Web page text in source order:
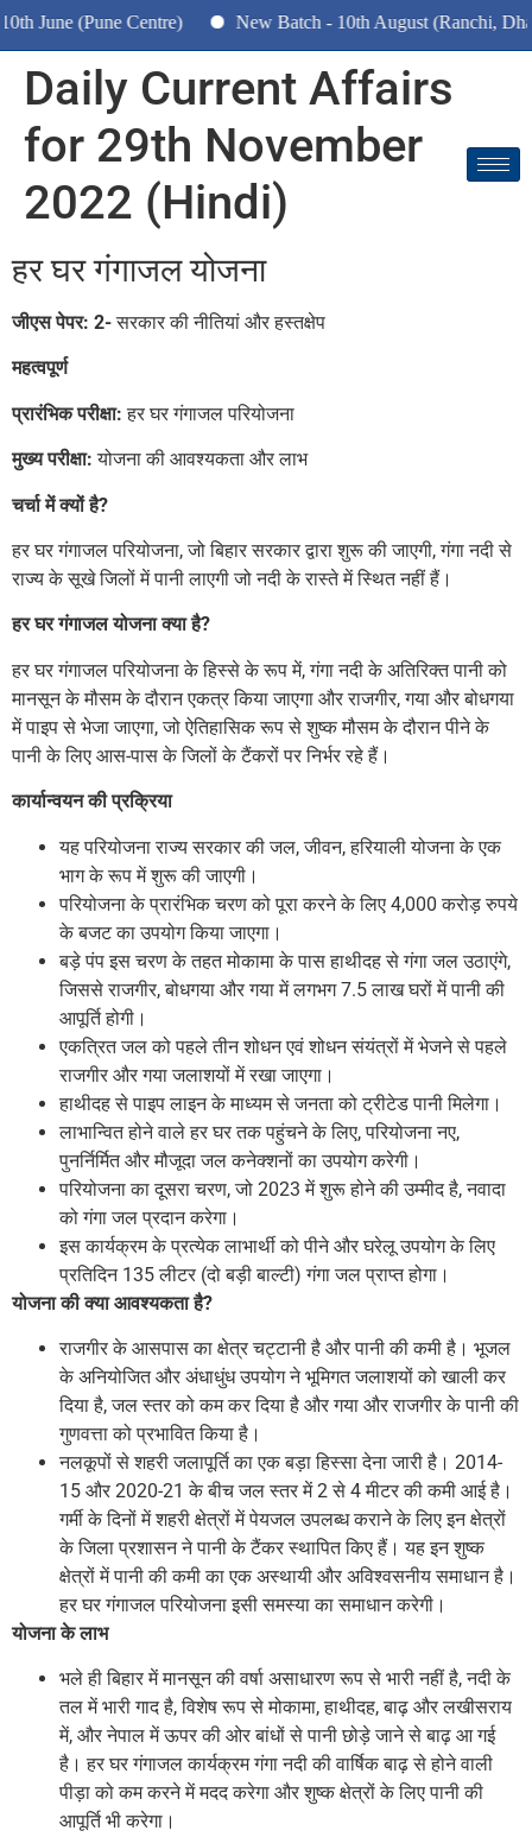
(Pune Centre) New Batch - 10th August (Ranchi, Dhanbad
Daily Current Affairs
for 29th November
2022 (Hindi)
हर घर गंगाजल योजना
जीएस पेपर: 2-सरकार की नीतियां और हस्तक्षेप
महत्वपूर्ण
प्रारंभिक परीक्षा: हर घर गंगाजल परियोजना
मुख्य परीक्षा: योजना की आवश्यकता और लाभ
चर्चा में क्यों है?
हर घर गंगाजल परियोजना, जो बिहार सरकार द्वारा शुरू की जाएगी, गंगा नदी से
राज्य के सूखे जिलों में पानी लाएगी जो नदी के रास्ते में स्थित नहीं हैं।
हर घर गंगाजल योजना क्या है?
हर घर गंगाजल परियोजना के हिस्से के रूप में, गंगा नदी के अतिरिक्त पानी को
मानसून के मौसम के दौरान एकत्र किया जाएगा और राजगीर, गया और बोधगया
में पाइप से भेजा जाएगा, जो ऐतिहासिक रूप से शुष्क मौसम के दौरान पीने के
पानी के लिए आस-पास के जिलों के टैंकरों पर निर्भर रहे हैं।
कार्यान्वयन की प्रक्रिया
यह परियोजना राज्य सरकार की जल, जीवन, हरियाली योजना के एक
भाग के रूप में शुरू की जाएगी।
परियोजना के प्रारंभिक चरण को पूरा करने के लिए 4,000 करोड़ रुपये
के बजट का उपयोग किया जाएगा।
बड़े पंप इस चरण के तहत मोकामा के पास हाथीदह से गंगा जल उठाएंगे,
जिससे राजगीर, बोधगया और गया में लगभग 7.5 लाख घरों में पानी की
आपूर्ति होगी।
एकत्रित जल को पहले तीन शोधन एवं शोधन संयंत्रों में भेजने से पहले
राजगीर और गया जलाशयों में रखा जाएगा।
हाथीदह से पाइप लाइन के माध्यम से जनता को ट्रीटेड पानी मिलेगा।
लाभान्वित होने वाले हर घर तक पहुंचने के लिए, परियोजना नए,
पुनर्निर्मित और मौजूदा जल कनेक्शनों का उपयोग करेगी।
परियोजना का दूसरा चरण, जो 2023 में शुरू होने की उम्मीद है, नवादा
को गंगा जल प्रदान करेगा।
इस कार्यक्रम के प्रत्येक लाभार्थी को पीने और घरेलू उपयोग के लिए
प्रतिदिन 135 लीटर (दो बड़ी बाल्टी) गंगा जल प्राप्त होगा।
योजना की क्या आवश्यकता है?
राजगीर के आसपास का क्षेत्र चट्टानी है और पानी की कमी है। भूजल
के अनियोजित और अंधाधुंध उपयोग ने भूमिगत जलाशयों को खाली कर
दिया है, जल स्तर को कम कर दिया है और गया और राजगीर के पानी की
गुणवत्ता को प्रभावित किया है।
नलकूपों से शहरी जलापूर्ति का एक बड़ा हिस्सा देना जारी है। 2014-
15 और 2020-21 के बीच जल स्तर में 2 से 4 मीटर की कमी आई है।
गर्मी के दिनों में शहरी क्षेत्रों में पेयजल उपलब्ध कराने के लिए इन क्षेत्रों
के जिला प्रशासन ने पानी के टैंकर स्थापित किए हैं। यह इन शुष्क
क्षेत्रों में पानी की कमी का एक अस्थायी और अविश्वसनीय समाधान है।
हर घर गंगाजल परियोजना इसी समस्या का समाधान करेगी।
योजना के लाभ
भले ही बिहार में मानसून की वर्षा असाधारण रूप से भारी नहीं है, नदी के
तल में भारी गाद है, विशेष रूप से मोकामा, हाथीदह, बाढ़ और लखीसराय
में, और नेपाल में ऊपर की ओर बांधों से पानी छोड़े जाने से बाढ़ आ गई
है। हर घर गंगाजल कार्यक्रम गंगा नदी की वार्षिक बाढ़ से होने वाली
पीड़ा को कम करने में मदद करेगा और शुष्क क्षेत्रों के लिए पानी की
आपूर्ति भी करेगा।